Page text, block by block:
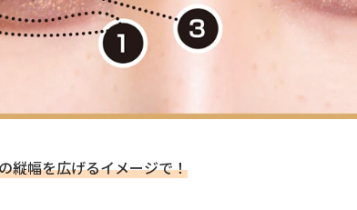
縦幅を広げるイメージで！